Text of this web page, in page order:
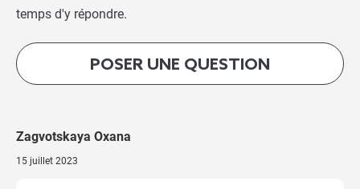
Tubetto Biodégradable -
Bobine 500g (Lien de
temps d'y répondre.
POSER UNE QUESTION
Zagvotskaya Oxana
15 juillet 2023